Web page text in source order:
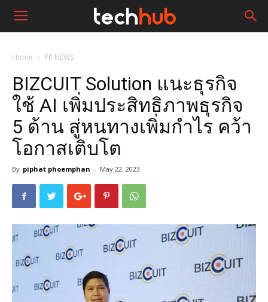
Home PR NEWS
BIZCUIT Solution แนะธุรกิจ
ใช้ AI เพิ่มประสิทธิภาพธุรกิจ
5 ด้าน สู่หนทางเพิ่มกำไร คว้า
โอกาสเติบโต
By piphat phoemphan - May 22, 2023